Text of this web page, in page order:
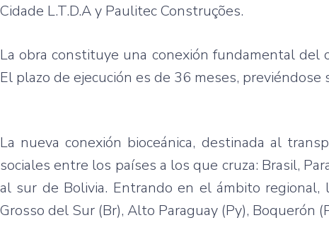
Cidade L.T.D.A y Paulitec Construções.
La obra constituye una conexión fundamental del
El plazo de ejecución es de 36 meses,
La nueva conexión bioceánica, destinada al
sociales entre los países a los que cruza: Brasil,
al sur de Bolivia. Entrando en el ámbito regional,
Grosso del Sur (Br), Alto Paraguay (Py), Boquerón